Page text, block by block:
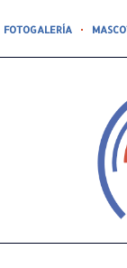
FOTOGALERÍA